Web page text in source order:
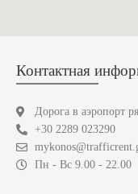
Контактная
Дорога в аэропорт
+30 2289 023290
Пн - Вс 9.00 - 22.00